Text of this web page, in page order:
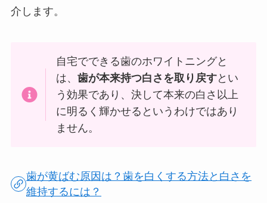
介します。
自宅でできる歯のホワイトニングと
は、歯が本来持つ白さを取り戻すとい
う効果であり、決して本来の白さ以上
に明るく輝かせるというわけではあり
ません。
歯が黄ばむ原因は？歯を白くする方法と白さを
維持するには？